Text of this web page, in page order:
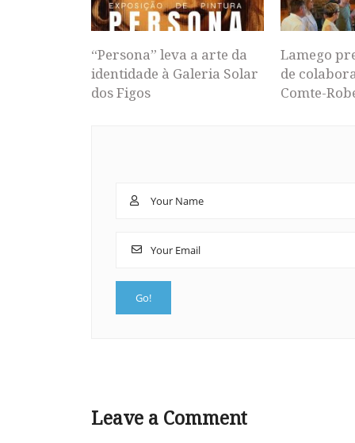
“Persona” leva a arte da
identidade à Galeria Solar
dos Figos
Lamego
de
Comte-
Leave a Comment